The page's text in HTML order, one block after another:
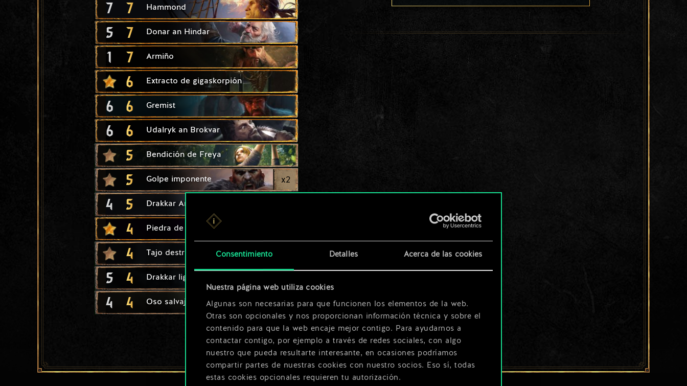
Consentimiento Detalles Acerca de las cookies
Nuestra página web utiliza cookies
Algunas son necesarias para que funcionen los elementos de la web.
Otras son opcionales y nos proporcionan información técnica y sobre el
contenido para que la web encaje mejor contigo. Para ayudarnos a
contactar contigo, por ejemplo a través de redes sociales, con algo
nuestro que pueda resultarte interesante, en ocasiones podríamos
compartir partes de nuestras cookies con nuestro socios. Eso sí, todas
estas cookies opcionales requieren tu autorización.
7 7 Hammond
5 7 Donar an Hindar
1 7 Armiño
6 Extracto de gigaskorpión
6 6 Gremist
6 6 Udalryk an Brokvar
5 Bendición de Freya
5 Golpe imponente x2
4 5 Drakkar An Craite
4 Piedra de Stribog
4 Tajo destripador
5 4 Drakkar ligero Dimun
4 4 Oso salvaje x2